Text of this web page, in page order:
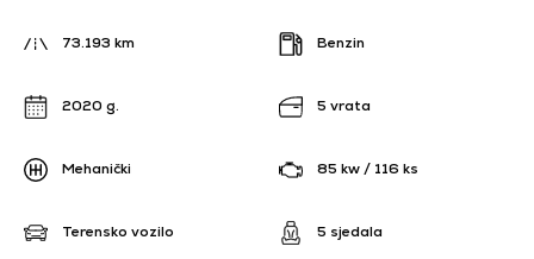
73.193 km Benzin
2020 g. 5 vrata
Mehanički 85 kw / 116 ks
Terensko vozilo 5 sjedala